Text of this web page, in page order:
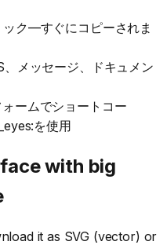
ック—すぐにコピーされま
メッセージ、ドキュメン
ームでショートコー
を使用
with big
it as SVG (vector) or